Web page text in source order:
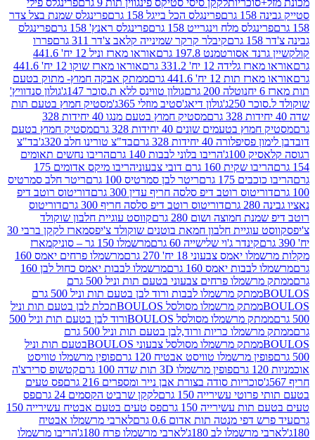
לקקן סיסי סטיקס פינגווין תות 9 גרם
פרינגלס פילי
פרינגלס הכל בייגל 158 גרם
פרינגלס שמנת בצל צדר
מלח וינגרייט 158 גרם
פרינגלס ראנץ' 158 גרם
פרינגלס
קיבלר קרקר שמינייה קלאב צ'דר 311 גרם
פררו
197.8 גרם
אוראו מארז וניל 12 יח' 441.6
12 יח' 331.2 גרם
אוראו מארז שוקו 12 יח' 441.6
12 יח' 441.6 גרם
ממתק אבקה חמוץ- מתוק בטעם
נוטלה 200 גרם
גולון טווינס ללא ת.סוכר 147ג'
גולון סנדוויץ'
250ג'
גולון דיאג'סטיב מוזלי 365ג'
מסטיק חמוץ בטעם תות
מסטיק חמוץ בטעם מנגו 40 יחידות 328
בטעמים שונים 40 יחידות 328 גרם
מסטיק חמוץ בטעם
40 יחידות 328 גרם
בד"צ טורינו חלב 320ג'
בד"צ
הריבו בלוני לבבות 140 גרם
הריבו נחשים תאומים
160 גרם דובי צבעוני
הריבו מיקס אדומים 175
175 גרם
ריטר לבן סמרטיס 100 גרם
ריטר חלב סמרטיס
רוטב דיפ סלסה חריף עדין 300 גרם
דוריטוס רוטב דיפ
דוריטוס רוטב דיפ סלסה חריף 300 גרם
דוריטוס
חמוצה ושום 280 גרם
קווסט עוגיית חלבון שוקולד
עוגיית חלבון חמאת בוטנים שוקולד צ'יפס
מארז לקקן ברבי 30
קינדר ג'וי שלישייה 60 גרם
מרשמלו 150 גר – סוניק
מארז
צבעוני 18 יח' 270 גרם
מרשמלו פרחים יאמס 160
יאמס 160 גרם
מרשמלו לבבות יאמס כחול לבן 160
ממתק מרשמלו פרחים צבעוני בטעם תות וניל 500 גרם
ממתק מרשמלו לבבות ורוד לבן בטעם תות וניל 500 גרם
ממתק מרשמלו מסולסל BOULOSתכלת לבן בטעם תות וניל
ממתק מרשמלו מסולסל BOULOSורוד לבן בטעם תות וניל 500
ממתק מרשמלו כריות ורוד,לבן בטעם תות וניל 500 גרם
ממתק מרשמלו מסולסל צבעוני BOULOSבטעם תות וניל
מרשמלו טוויסט אבטיח 120 גרם
פופין מרשמלו טוויסט
פופין מרשמלו 3D תות שדה 100 גרם
קטשופ סרירצ'ה
סוכריות סודה בצורת אבן נייר ומספרים 216 גרם
פס טעים
עשירייה 150 גרם
לקקן שרביט הקסמים 24 גרם
פס
עשירייה 150 גרם
פס טעים בטעם אבטיח עשירייה 150
מנטה תות אדום 0.6 גרם
לארבי מרשמלו אבטיח
לב 180ג'
לארבי מרשמלו פרח 180ג'
הריבו מרשמלו